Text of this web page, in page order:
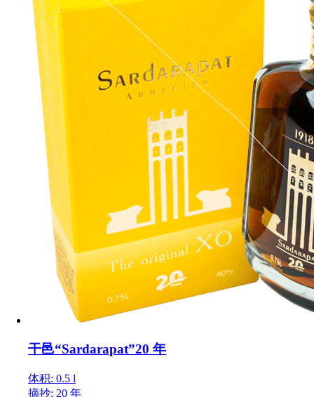
干邑“Sardarapat”20 年
体积: 0.5 l
摘抄: 20 年